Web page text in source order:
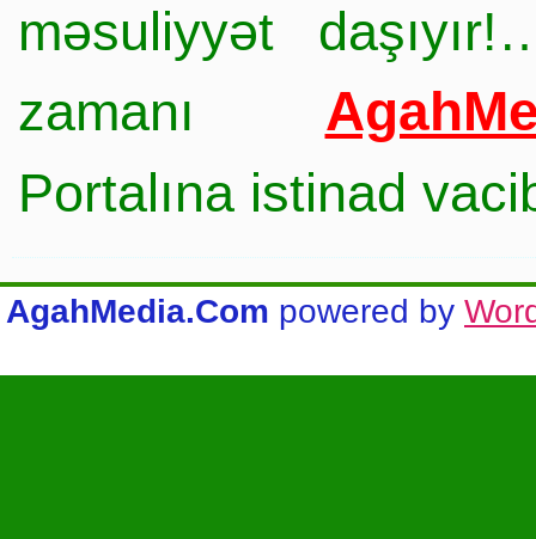
məsuliyyət
zamanı
Portalına istinad
AgahMedia.Com powered by